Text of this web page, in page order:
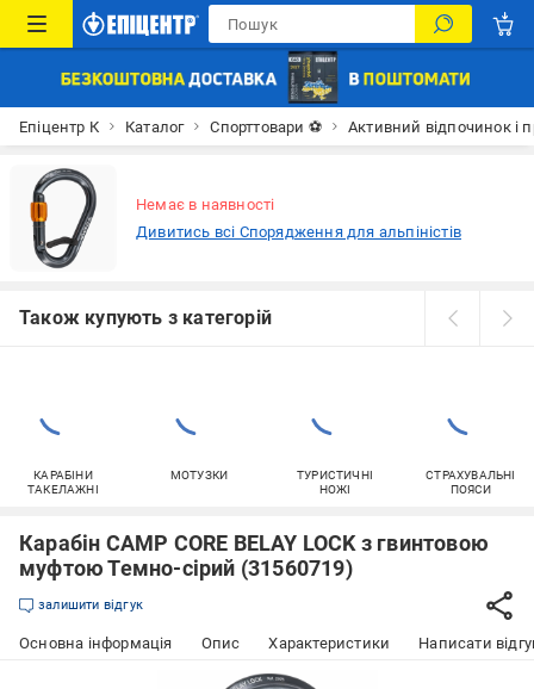
Епіцентр К Каталог Спорттовари ⚽ Активний відпочинок і
Немає в наявності
Дивитись всі Спорядження для альпіністів
Також купують з категорій
КАРАБІНИ
ТАКЕЛАЖНІ
МОТУЗКИ
ТУРИСТИЧНІ
НОЖІ
СТРАХУВАЛЬНІ
ПОЯСИ
Карабін CAMP CORE BELAY LOCK з гвинтовою
муфтою Темно-сірий (31560719)
залишити відгук
Основна інформація Опис Характеристики Написати